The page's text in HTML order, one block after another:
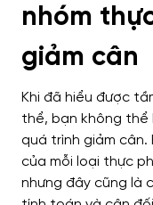
nhóm
giảm cân
Khi đã hiểu được
thể, bạn không
quá trình giảm cân.
của mỗi loại thực
nhưng đây cũng là